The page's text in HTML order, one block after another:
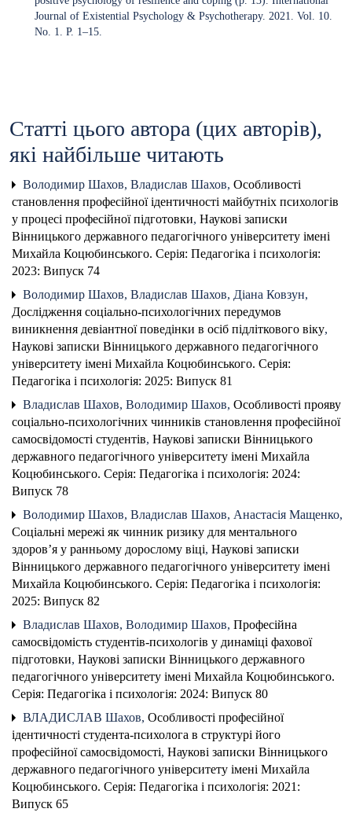
Journal of Existential Psychology & Psychotherapy. 2021. Vol. 10.
No. 1. P. 1–15.
Статті цього автора (цих авторів),
які найбільше читають
Володимир Шахов, Владислав Шахов, Особливості
становлення професійної ідентичності майбутніх психологів
у процесі професійної підготовки, Наукові записки
Вінницького державного педагогічного університету імені
Михайла Коцюбинського. Серія: Педагогіка і психологія:
2023: Випуск 74
Володимир Шахов, Владислав Шахов, Діана Ковзун,
Дослідження соціально-психологічних передумов
виникнення девіантної поведінки в осіб підліткового віку,
Наукові записки Вінницького державного педагогічного
університету імені Михайла Коцюбинського. Серія:
Педагогіка і психологія: 2025: Випуск 81
Владислав Шахов, Володимир Шахов, Особливості прояву
соціально-психологічних чинників становлення професійної
самосвідомості студентів, Наукові записки Вінницького
державного педагогічного університету імені Михайла
Коцюбинського. Серія: Педагогіка і психологія: 2024:
Випуск 78
Володимир Шахов, Владислав Шахов, Анастасія Мащенко,
Соціальні мережі як чинник ризику для ментального
здоров’я у ранньому дорослому віці, Наукові записки
Вінницького державного педагогічного університету імені
Михайла Коцюбинського. Серія: Педагогіка і психологія:
2025: Випуск 82
Владислав Шахов, Володимир Шахов, Професійна
самосвідомість студентів-психологів у динаміці фахової
підготовки, Наукові записки Вінницького державного
педагогічного університету імені Михайла Коцюбинського.
Серія: Педагогіка і психологія: 2024: Випуск 80
ВЛАДИСЛАВ Шахов, Особливості професійної
ідентичності студента-психолога в структурі його
професійної самосвідомості, Наукові записки Вінницького
державного педагогічного університету імені Михайла
Коцюбинського. Серія: Педагогіка і психологія: 2021:
Випуск 65